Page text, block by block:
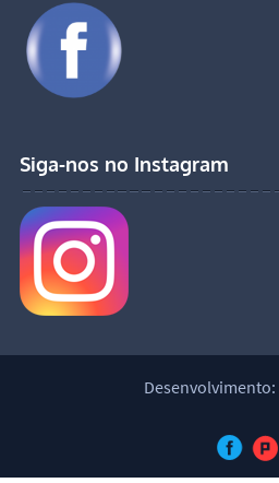
Siga-nos no Instagram
Desenvolvimento: